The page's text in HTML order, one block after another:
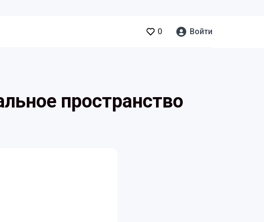
0 Войти
пространство